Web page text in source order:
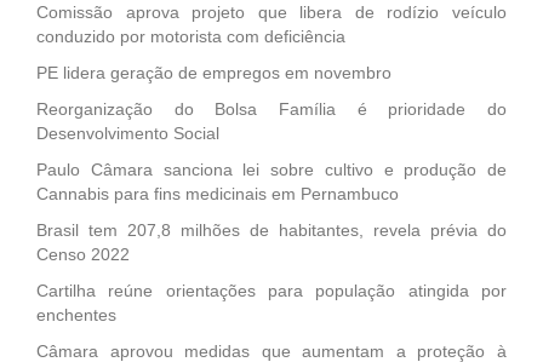
Comissão aprova projeto que libera de rodízio veículo
conduzido por motorista com deficiência
PE lidera geração de empregos em novembro
Reorganização do Bolsa Família é prioridade do
Desenvolvimento Social
Paulo Câmara sanciona lei sobre cultivo e produção de
Cannabis para fins medicinais em Pernambuco
Brasil tem 207,8 milhões de habitantes, revela prévia do
Censo 2022
Cartilha reúne orientações para população atingida por
enchentes
Câmara aprovou medidas que aumentam a proteção à